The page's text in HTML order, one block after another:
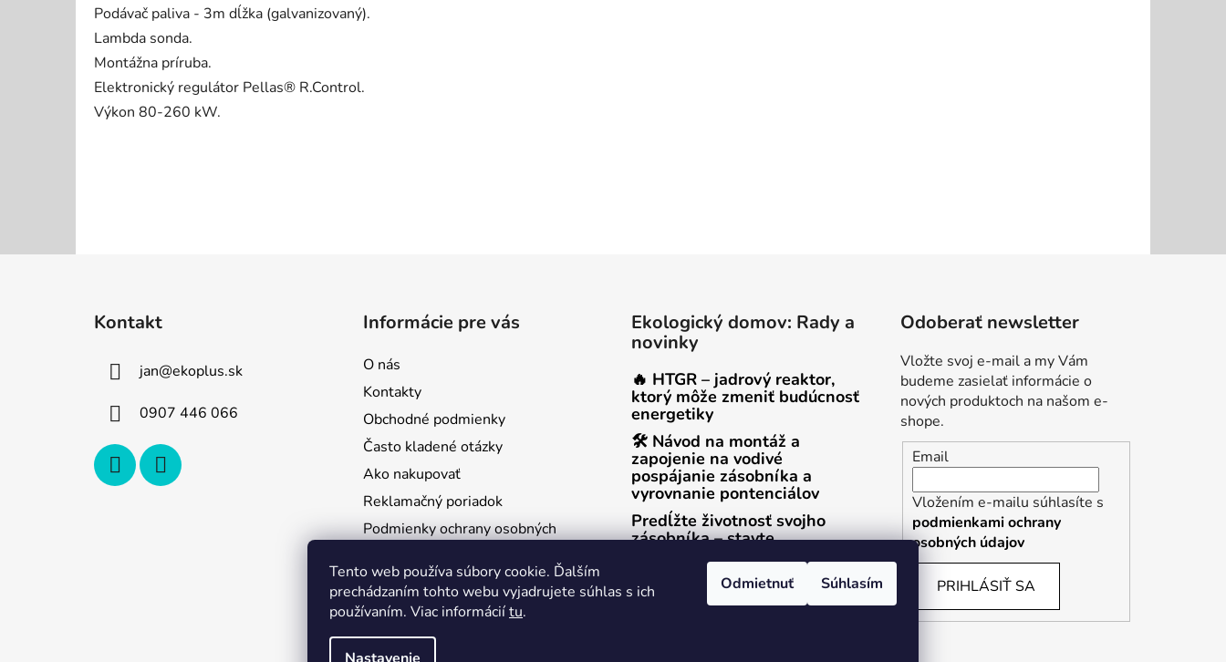
Tento web používa súbory cookie. Ďalším
prechádzaním tohto webu vyjadrujete súhlas s ich
používaním. Viac informáciítu.
Odmietnuť Súhlasím
Podávač paliva - 3m dĺžka (galvanizovaný).
Lambda sonda.
Montážna príruba.
Elektronický regulátor Pellas® R.Control.
Výkon 80-260 kW.
Kontakt
jan@ekoplus.sk
0907 446 066
Informácie pre vás
O nás
Kontakty
Obchodné podmienky
Často kladené otázky
Ako nakupovať
Reklamačný poriadok
Podmienky ochrany osobných
Odstúpenie od zmluvy
Ekologický domov: Rady a
novinky
🔥 HTGR – jadrový reaktor,
ktorý môže zmeniť budúcnosť
energetiky
🛠 Návod na montáž a
zapojenie na vodivé
pospájanie zásobníka a
vyrovnanie pontenciálov
Predĺžte životnosť svojho
zásobníka – stavte
Odoberať newsletter
Vložte svoj e-mail a my Vám
budeme zasielať informácie o
nových produktoch na našom e-
shope.
Email
Vložením e-mailu súhlasíte s
podmienkami ochrany
osobných údajov
PRIHLÁSIŤ SA